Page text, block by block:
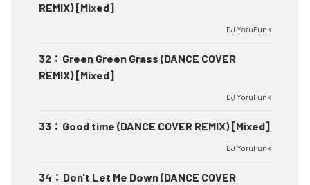
REMIX) [Mixed]
DJ YoruFunk
32 ： Green Green Grass (DANCE COVER
REMIX) [Mixed]
DJ YoruFunk
33 ： Good time (DANCE COVER REMIX) [Mixed]
DJ YoruFunk
34 ： Don't Let Me Down (DANCE COVER